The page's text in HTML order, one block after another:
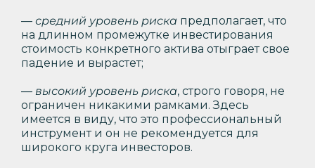
— средний уровень риска предполагает, что
на длинном промежутке инвестирования
стоимость конкретного актива отыграет свое
падение и вырастет;
— высокий уровень риска, строго говоря, не
ограничен никакими рамками. Здесь
имеется в виду, что это профессиональный
инструмент и он не рекомендуется для
широкого круга инвесторов.